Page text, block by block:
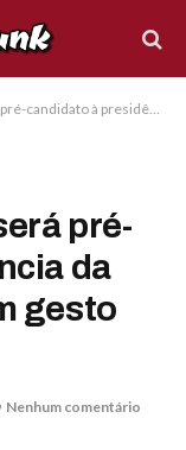
da República: ‘Não é um gesto de vaidade’
pré-
da
gesto
Nenhum comentário